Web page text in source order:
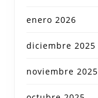
enero 2026
diciembre 2025
noviembre 2025